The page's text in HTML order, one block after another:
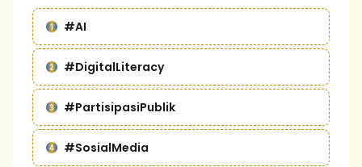
#AI
#DigitalLiteracy
#PartisipasiPublik
#SosialMedia